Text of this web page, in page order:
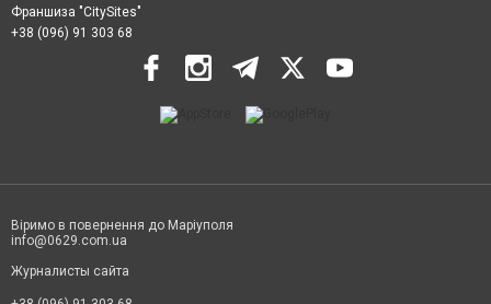
Франшиза "CitySites"
+38 (096) 91 303 68
Віримо в повернення до Маріуполя
info@0629.com.ua
Журналисты сайта